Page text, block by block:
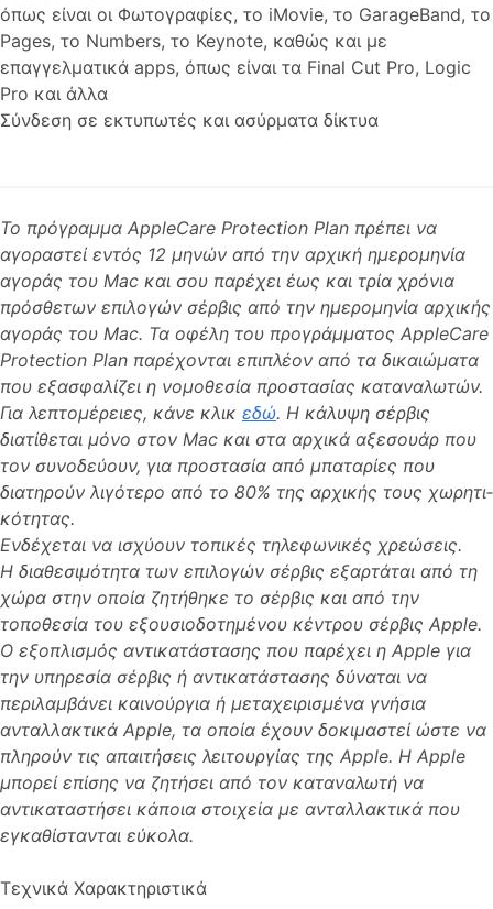
όπως είναι οι Φωτο­γραφίες, το iMovie, το GarageBand, το
Pages, το Numbers, το Keynote, καθώς και με
επαγγελματικά apps, όπως είναι τα Final Cut Pro, Logic
Pro και άλλα
Σύνδεση σε εκτυπωτές και ασύρματα δίκτυα
Το πρόγραμμα AppleCare Protection Plan πρέπει να
αγοραστεί εντός 12 μηνών από την αρχική ημερομηνία
αγοράς του Mac και σου παρέχει έως και τρία χρόνια
πρόσθετων επιλογών σέρβις από την ημερομηνία αρχικής
αγοράς του Mac. Τα οφέλη του προγράμματος AppleCare
Protection Plan παρέχονται επιπλέον από τα δικαιώματα
που εξασφαλίζει η νομοθεσία προστασίας καταναλωτών.
Για λεπτομέρειες, κάνε κλικ εδώ. Η κάλυψη σέρβις
διατίθεται μόνο στον Mac και στα αρχικά αξεσουάρ που
τον συνοδεύουν, για προστασία από μπαταρίες που
διατηρούν λιγότερο από το 80% της αρχικής τους χωρητι­
κότητας.
Ενδέχεται να ισχύουν τοπικές τηλεφωνικές χρεώσεις.
Η διαθεσιμότητα των επιλογών σέρβις εξαρτάται από τη
χώρα στην οποία ζητήθηκε το σέρβις και από την
τοποθεσία του εξουσιοδοτημένου κέντρου σέρβις Apple.
Ο εξοπλισμός αντικατάστασης που παρέχει η Apple για
την υπηρεσία σέρβις ή αντικατάστασης δύναται να
περιλαμβάνει καινούργια ή μεταχειρισμένα γνήσια
ανταλλακτικά Apple, τα οποία έχουν δοκιμαστεί ώστε να
πληρούν τις απαιτήσεις λειτουργίας της Apple. Η Apple
μπορεί επίσης να ζητήσει από τον καταναλωτή να
αντικαταστήσει κάποια στοιχεία με ανταλλακτικά που
εγκαθίστανται εύκολα.
Τεχνικά Χαρακτηριστικά